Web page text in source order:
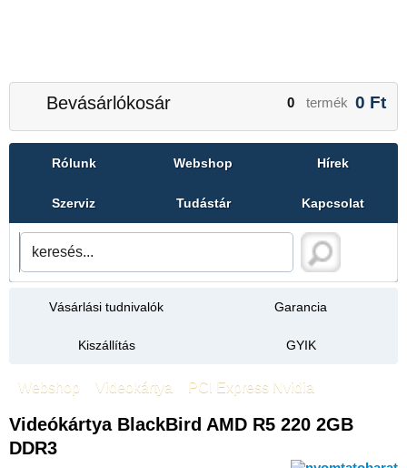
Bevásárlókosár 0 termék 0 Ft
Rólunk Webshop Hírek
Szerviz Tudástár Kapcsolat
Vásárlási tudnivalók Garancia
Kiszállítás GYIK
Webshop Videokártya PCI Express Nvidia
Videókártya BlackBird AMD R5 220 2GB
DDR3